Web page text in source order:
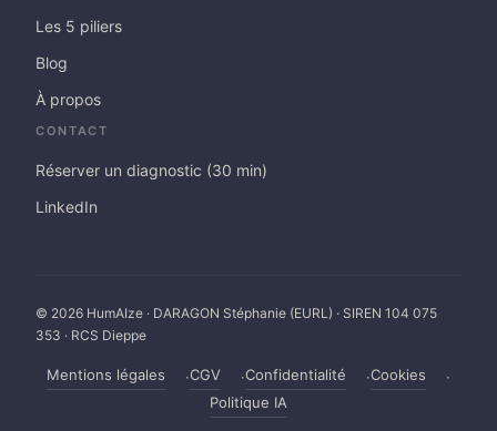
Les 5 piliers
Blog
À propos
CONTACT
Réserver un diagnostic (30 min)
LinkedIn
© 2026 HumAIze · DARAGON Stéphanie (EURL) · SIREN 104 075
353 · RCS Dieppe
Mentions légales CGV Confidentialité
Cookies
Politique IA